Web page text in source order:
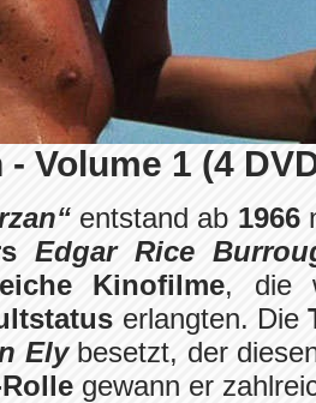
- Volume 1 (4
“ entstand ab 1966
Edgar Rice
Kinofilme, die
erlangten. Die
Ely besetzt, der
gewann er